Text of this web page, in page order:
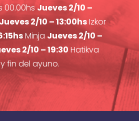
00.00hsJueves 2/10 –
Jueves 2/10 – 13:00hsIzkor
Minja Jueves 2/10 –
2/10 – 19:30 Hatikva
fin del ayuno.